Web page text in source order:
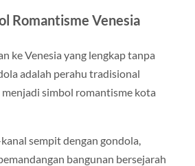
Romantisme Venesia
ke Venesia yang lengkap tanpa
adalah perahu tradisional
menjadi simbol romantisme kota
sempit dengan gondola,
bangunan bersejarah